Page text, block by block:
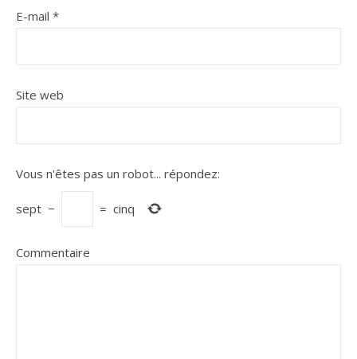
E-mail *
Site web
Vous n'êtes pas un robot... répondez:
sept − = cinq
Commentaire